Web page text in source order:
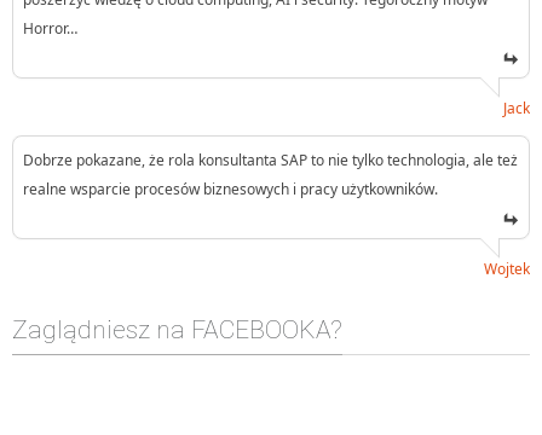
Horror…
Jack
Dobrze pokazane, że rola konsultanta SAP to nie tylko technologia, ale też
realne wsparcie procesów biznesowych i pracy użytkowników.
Wojtek
Zaglądniesz na FACEBOOKA?